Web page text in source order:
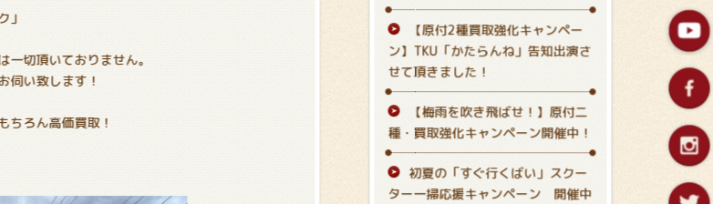
」
切頂いておりません。
伺い致します！
ちろん高価買取！
【原付2種買取強化キャンペー
ン】TKU「かたらんね」告知出演さ
せて頂きました！
【梅雨を吹き飛ばせ！】原付二
種・買取強化キャンペーン開催中！
初夏の「すぐ行くばい 」スクー
ター一掃応援キャンペーン 開催中